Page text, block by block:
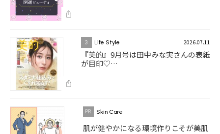
3 Life Style 2026.07.11
『美的』9月号は田中みな実さんの表紙
が目印♡…
Skin Care
肌が健やかになる環境作りこそが美肌